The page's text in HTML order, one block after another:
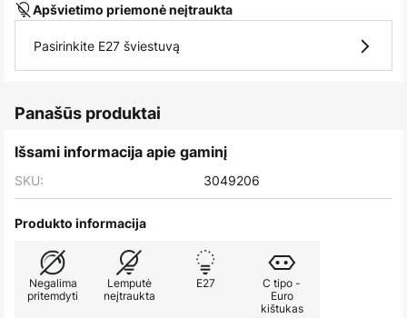
Apšvietimo priemonė neįtraukta
Pasirinkite E27 šviestuvą
Panašūs produktai
Išsami informacija apie gaminį
SKU: 3049206
Produkto informacija
Negalima
pritemdyti
Lemputė
neįtraukta
E27
C tipo -
Euro
kištukas